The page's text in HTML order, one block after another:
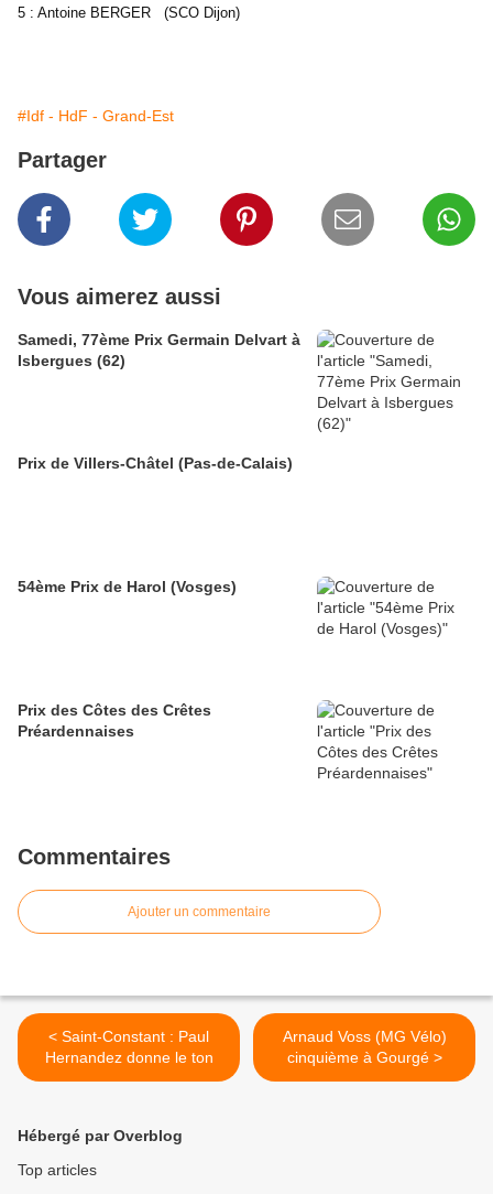
5 : Antoine BERGER (SCO Dijon)
#Idf - HdF - Grand-Est
Partager
Vous aimerez aussi
Samedi, 77ème Prix Germain Delvart à
Isbergues (62)
Prix de Villers-Châtel (Pas-de-Calais)
54ème Prix de Harol (Vosges)
Prix des Côtes des Crêtes
Préardennaises
Commentaires
Ajouter un commentaire
< Saint-Constant : Paul
Hernandez donne le ton
Arnaud Voss (MG Vélo)
cinquième à Gourgé >
Hébergé par Overblog
Top articles